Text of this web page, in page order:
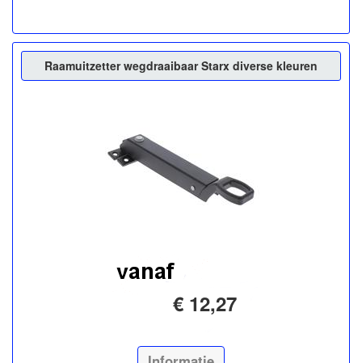
Raamuitzetter wegdraaibaar Starx diverse kleuren
€ 12,27